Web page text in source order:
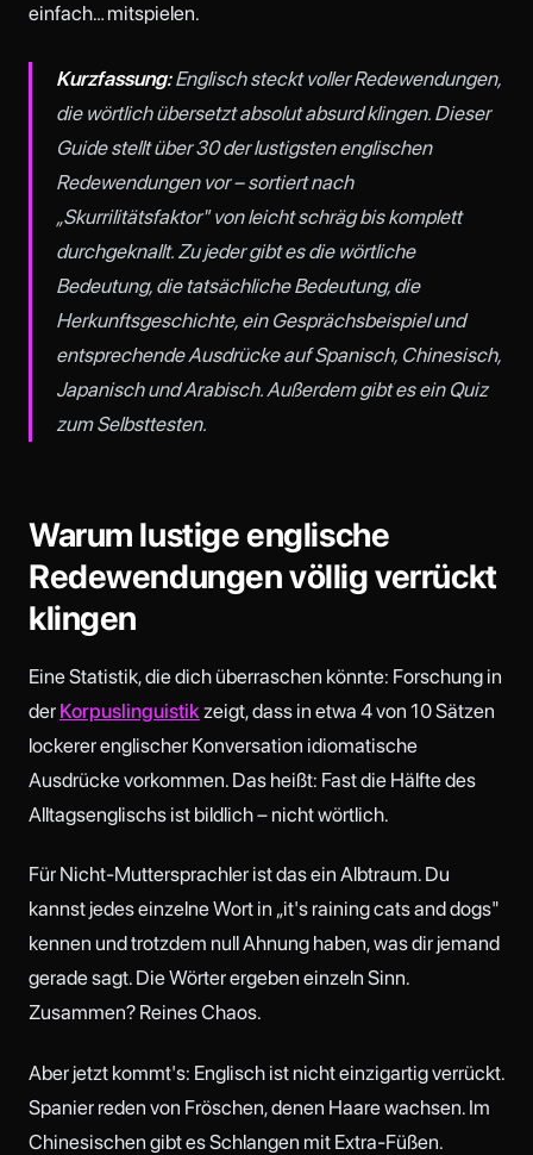
einfach… mitspielen.
Kurzfassung:Englisch steckt voller Redewendungen,
die wörtlich übersetzt absolut absurd klingen. Dieser
Guide stellt über 30 der lustigsten englischen
Redewendungen vor – sortiert nach
„Skurrilitätsfaktor" von leicht schräg bis komplett
durchgeknallt. Zu jeder gibt es die wörtliche
Bedeutung, die tatsächliche Bedeutung, die
Herkunftsgeschichte, ein Gesprächsbeispiel und
entsprechende Ausdrücke auf Spanisch, Chinesisch,
Japanisch und Arabisch. Außerdem gibt es ein Quiz
zum Selbsttesten.
Warum lustige englische
Redewendungen völlig verrückt
klingen
Eine Statistik, die dich überraschen könnte: Forschung in
der Korpuslinguistikzeigt, dass in etwa 4 von 10 Sätzen
lockerer englischer Konversation idiomatische
Ausdrücke vorkommen. Das heißt: Fast die Hälfte des
Alltagsenglischs ist bildlich – nicht wörtlich.
Für Nicht-Muttersprachler ist das ein Albtraum. Du
kannst jedes einzelne Wort in „it's raining cats and dogs"
kennen und trotzdem null Ahnung haben, was dir jemand
gerade sagt. Die Wörter ergeben einzeln Sinn.
Zusammen? Reines Chaos.
Aber jetzt kommt's: Englisch ist nicht einzigartig verrückt.
Spanier reden von Fröschen, denen Haare wachsen. Im
Chinesischen gibt es Schlangen mit Extra-Füßen.